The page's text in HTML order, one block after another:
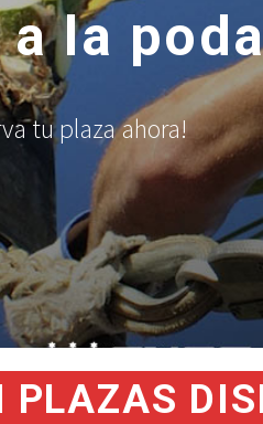
la
tu plaza ahora!
PLAZAS